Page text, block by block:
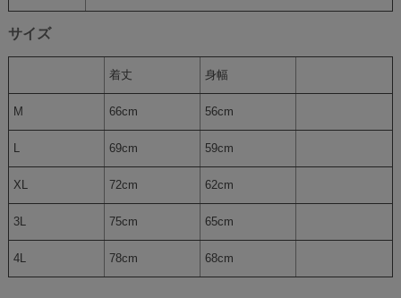
サイズ
着丈 身幅
M 66cm 56cm
69cm 59cm
XL 72cm 62cm
3L 75cm 65cm
4L 78cm 68cm